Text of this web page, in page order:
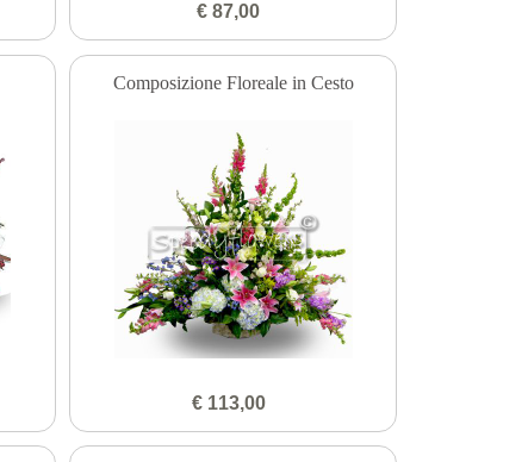
€ 87,00
Composizione Floreale in Cesto
€ 113,00